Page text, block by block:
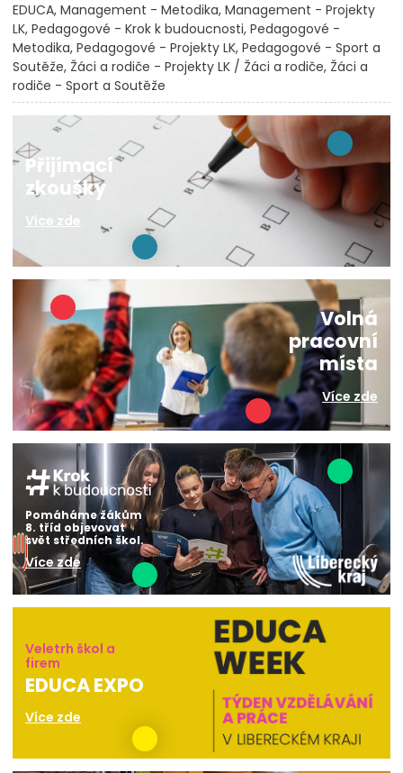
EDUCA Management - Metodika Management - Projekty
LK Pedagogové - Krok k budoucnosti Pedagogové -
Metodika Pedagogové - Projekty LK Pedagogové - Sport a
Soutěže Žáci a rodiče - Projekty LK / Žáci a rodiče Žáci a
rodiče - Sport a Soutěže
Přijímací
zkoušky
Více zde
Volná
pracovní
místa
Více zde
Pomáháme žákům
8. tříd objevovat
svět středních škol.
Více zde
Veletrh škol a
firem
EDUCA EXPO
Více zde